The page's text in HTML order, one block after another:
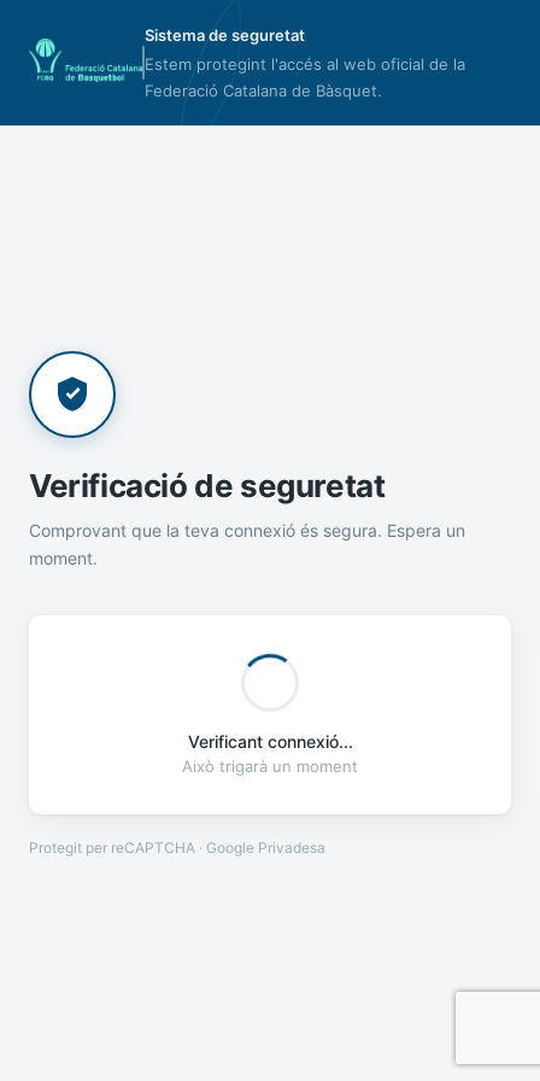
Sistema de seguretat
Estem protegint l'accés al web oficial de la
Federació Catalana de Bàsquet.
Verificació de seguretat
Comprovant que la teva connexió és segura. Espera un
moment.
Verificant connexió...
Això trigarà un moment
Protegit per reCAPTCHA · Google Privadesa